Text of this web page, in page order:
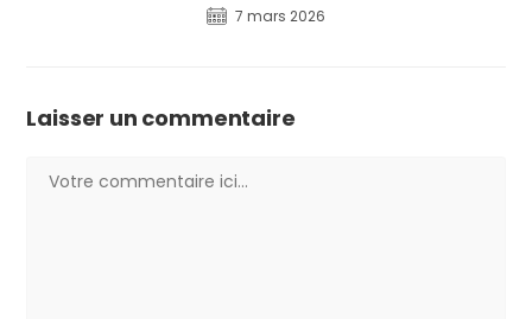
7 mars 2026
Laisser un commentaire